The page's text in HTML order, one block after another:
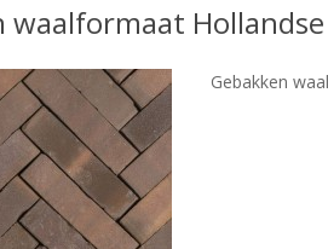
waalformaat
Gebakken